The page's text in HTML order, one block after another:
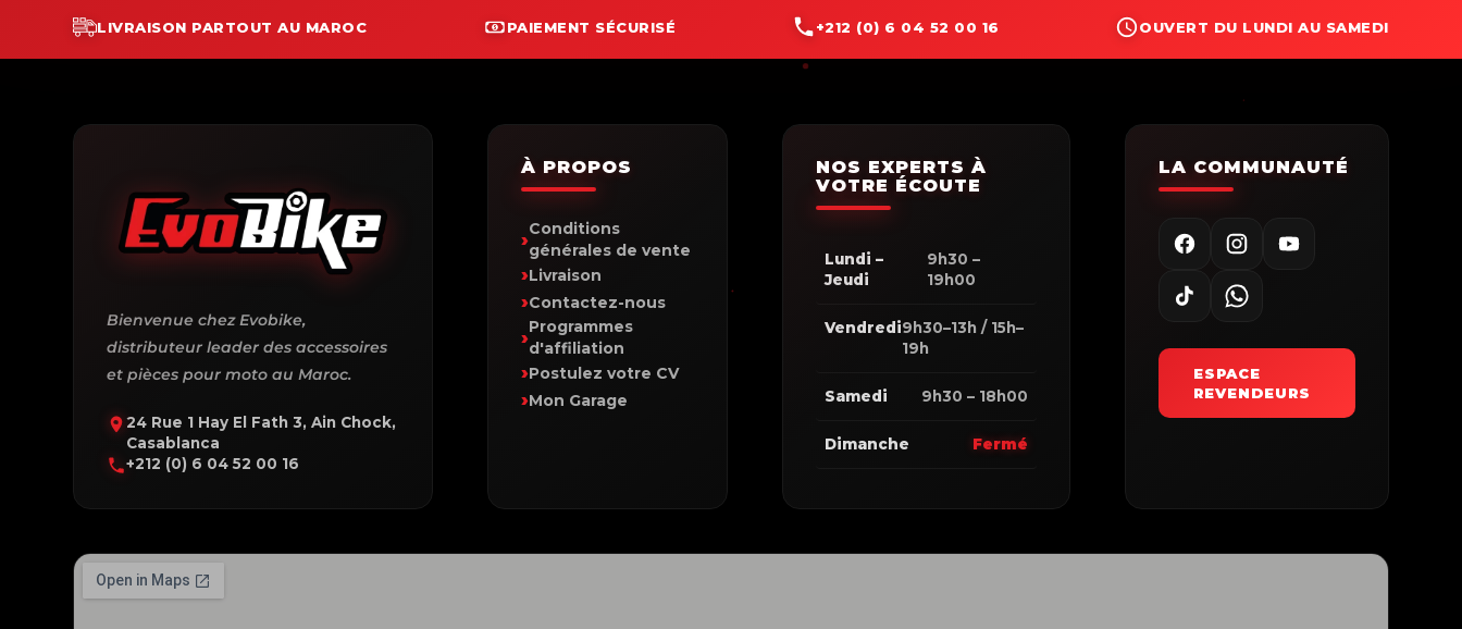
LIVRAISON PARTOUT AU MAROC PAIEMENT SÉCURISÉ +212 (0) 6 04 52 00 16 OUVERT DU LUNDI AU SAMEDI
Bienvenue chez Evobike,
distributeur leader des accessoires
et pièces pour moto au Maroc.
24 Rue 1 Hay El Fath 3, Ain Chock,
Casablanca
+212 (0) 6 04 52 00 16
À PROPOS
Conditions
générales de vente
Livraison
Contactez-nous
Programmes
d'affiliation
Postulez votre CV
Mon Garage
NOS EXPERTS À
VOTRE ÉCOUTE
Lundi –
Jeudi
9h30 –
19h00
Vendredi9h30–13h / 15h–
19h
Samedi 9h30 – 18h00
Dimanche Fermé
LA COMMUNAUTÉ
ESPACE
REVENDEURS